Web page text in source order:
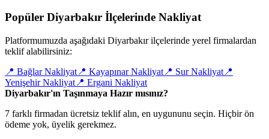
Popüler Diyarbakır İlçelerinde Nakliyat
Platformumuzda aşağıdaki Diyarbakır ilçelerinde yerel firmalardan
teklif alabilirsiniz:
📍 Bağlar Nakliyat 📍 Kayapınar Nakliyat 📍 Sur Nakliyat 📍
Yenişehir Nakliyat 📍 Ergani Nakliyat
Diyarbakır'ın Taşınmaya Hazır mısınız?
7 farklı firmadan ücretsiz teklif alın, en uygununu seçin. Hiçbir ön
ödeme yok, üyelik gerekmez.